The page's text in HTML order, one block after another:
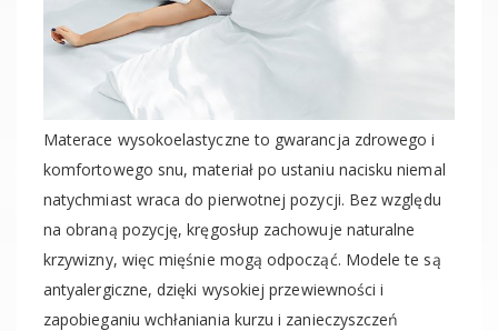
Materace wysokoelastyczne to gwarancja zdrowego i
komfortowego snu, materiał po ustaniu nacisku niemal
natychmiast wraca do pierwotnej pozycji. Bez względu
na obraną pozycję, kręgosłup zachowuje naturalne
krzywizny, więc mięśnie mogą odpocząć. Modele te są
antyalergiczne, dzięki wysokiej przewiewności i
zapobieganiu wchłaniania kurzu i zanieczyszczeń